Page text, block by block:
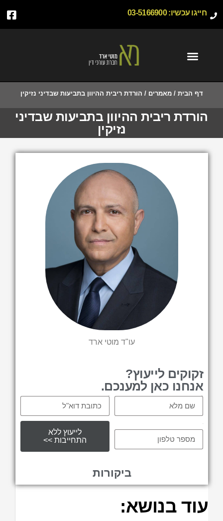
חייגו עכשיו:03-5166900
דף הבית /מאמרים / הורדת ריבית ההיוון בתביעות שבדיני נזיקין
הורדת ריבית ההיוון בתביעות שבדיני
נזיקין
עו"ד מוטי ארד
זקוקים לייעוץ?
אנחנו כאן למענכם.
לייעוץ ללא
התחייבות >>
ביקורות
עוד בנושא: